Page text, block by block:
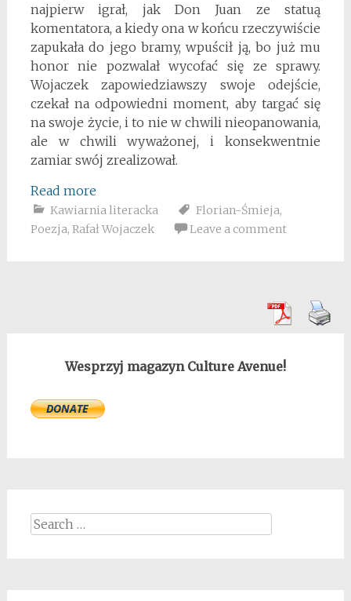
najpierw igrał, jak Don Juan ze statuą
komentatora, a kiedy ona w końcu rzeczywiście
zapukała do jego bramy, wpuścił ją, bo już mu
honor nie pozwalał wycofać się ze sprawy.
Wojaczek zapowiedziawszy swoje odejście,
czekał na odpowiedni moment, aby targać się
na swoje życie, i to nie w chwili nieopanowania,
ale w chwili wyważonej, i konsekwentnie
zamiar swój zrealizował.
Read more
Kawiarnia literacka Florian-Śmieja,
Poezja, Rafał Wojaczek Leave a comment
Wesprzyj magazyn Culture Avenue!
Search
for: